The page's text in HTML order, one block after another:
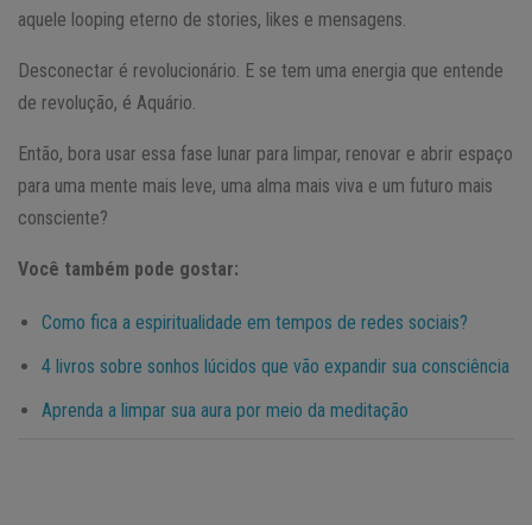
aquele looping eterno de stories, likes e mensagens.
Desconectar é revolucionário. E se tem uma energia que entende
de revolução, é Aquário.
Então, bora usar essa fase lunar para limpar, renovar e abrir espaço
para uma mente mais leve, uma alma mais viva e um futuro mais
consciente?
Você também pode gostar:
Como fica a espiritualidade em tempos de redes sociais?
4 livros sobre sonhos lúcidos que vão expandir sua consciência
Aprenda a limpar sua aura por meio da meditação